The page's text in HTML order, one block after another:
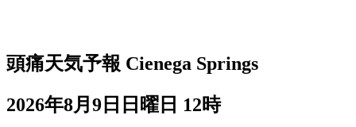
頭痛天気予報 Cienega Springs
2026年8月9日日曜日 12時